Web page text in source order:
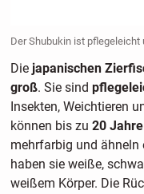
Der Shubukin ist
Die japanischen
groß. Sie sind
Insekten, Weichtieren
können bis zu 20
mehrfarbig und ähneln
haben sie weiße,
weißem Körper. Die